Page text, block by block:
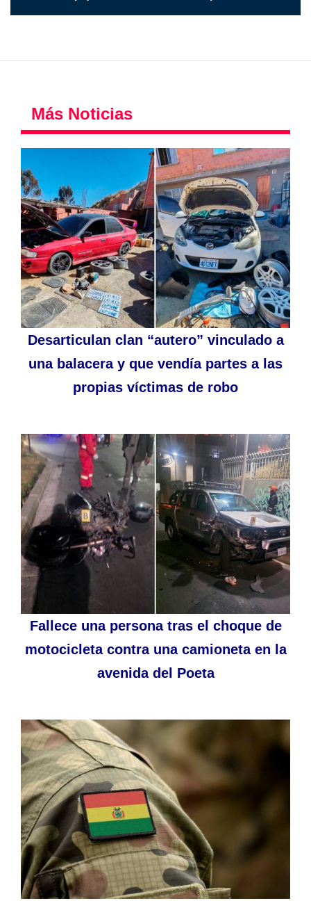
Más Noticias
Desarticulan clan “autero” vinculado a
una balacera y que vendía partes a las
propias víctimas de robo
Fallece una persona tras el choque de
motocicleta contra una camioneta en la
avenida del Poeta